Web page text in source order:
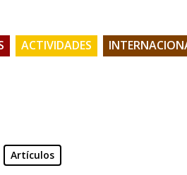
ACTIVIDADES
Artículos